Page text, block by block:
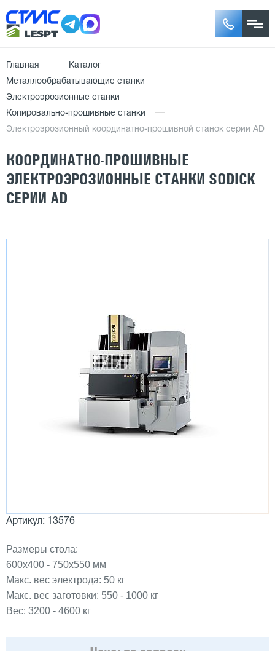
Главная
Каталог
Металлообрабатывающие станки
Электроэрозионные станки
Копировально-прошивные станки
Электроэрозионный координатно-прошивной станок серии AD
КООРДИНАТНО-ПРОШИВНЫЕ
ЭЛЕКТРОЭРОЗИОННЫЕ СТАНКИ SODICK
СЕРИИ AD
Артикул: 13576
Размеры стола:
600x400 - 750x550 мм
Макс. вес электрода: 50 кг
Макс. вес заготовки: 550 - 1000 кг
Вес: 3200 - 4600 кг